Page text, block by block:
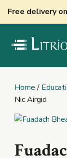
Free delivery
Home/
Nic Airgid